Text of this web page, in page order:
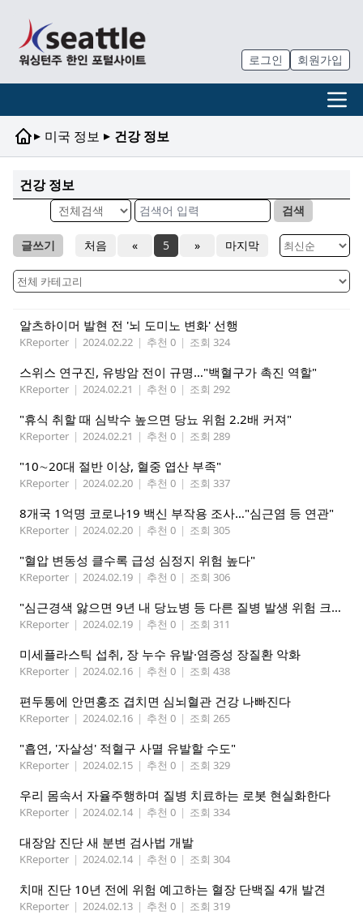
로그인 회원가입
▸ 미국 정보 ▸ 건강 정보
건강 정보
검색
글쓰기 처음 « 5 » 마지막
알츠하이머 발현 전 '뇌 도미노 변화' 선행
KReporter | 2024.02.22 | 추천 0 | 조회 324
스위스 연구진, 유방암 전이 규명…"백혈구가 촉진 역할"
KReporter | 2024.02.21 | 추천 0 | 조회 292
"휴식 취할 때 심박수 높으면 당뇨 위험 2.2배 커져"
KReporter | 2024.02.21 | 추천 0 | 조회 289
"10∼20대 절반 이상, 혈중 엽산 부족"
KReporter | 2024.02.20 | 추천 0 | 조회 337
8개국 1억명 코로나19 백신 부작용 조사…"심근염 등 연관"
KReporter | 2024.02.20 | 추천 0 | 조회 305
"혈압 변동성 클수록 급성 심정지 위험 높다"
KReporter | 2024.02.19 | 추천 0 | 조회 306
"심근경색 앓으면 9년 내 당뇨병 등 다른 질병 발생 위험 크다"
KReporter | 2024.02.19 | 추천 0 | 조회 311
미세플라스틱 섭취, 장 누수 유발·염증성 장질환 악화
KReporter | 2024.02.16 | 추천 0 | 조회 438
편두통에 안면홍조 겹치면 심뇌혈관 건강 나빠진다
KReporter | 2024.02.16 | 추천 0 | 조회 265
"흡연, '자살성' 적혈구 사멸 유발할 수도"
KReporter | 2024.02.15 | 추천 0 | 조회 329
우리 몸속서 자율주행하며 질병 치료하는 로봇 현실화한다
KReporter | 2024.02.14 | 추천 0 | 조회 334
대장암 진단 새 분변 검사법 개발
KReporter | 2024.02.14 | 추천 0 | 조회 304
치매 진단 10년 전에 위험 예고하는 혈장 단백질 4개 발견
KReporter | 2024.02.13 | 추천 0 | 조회 319